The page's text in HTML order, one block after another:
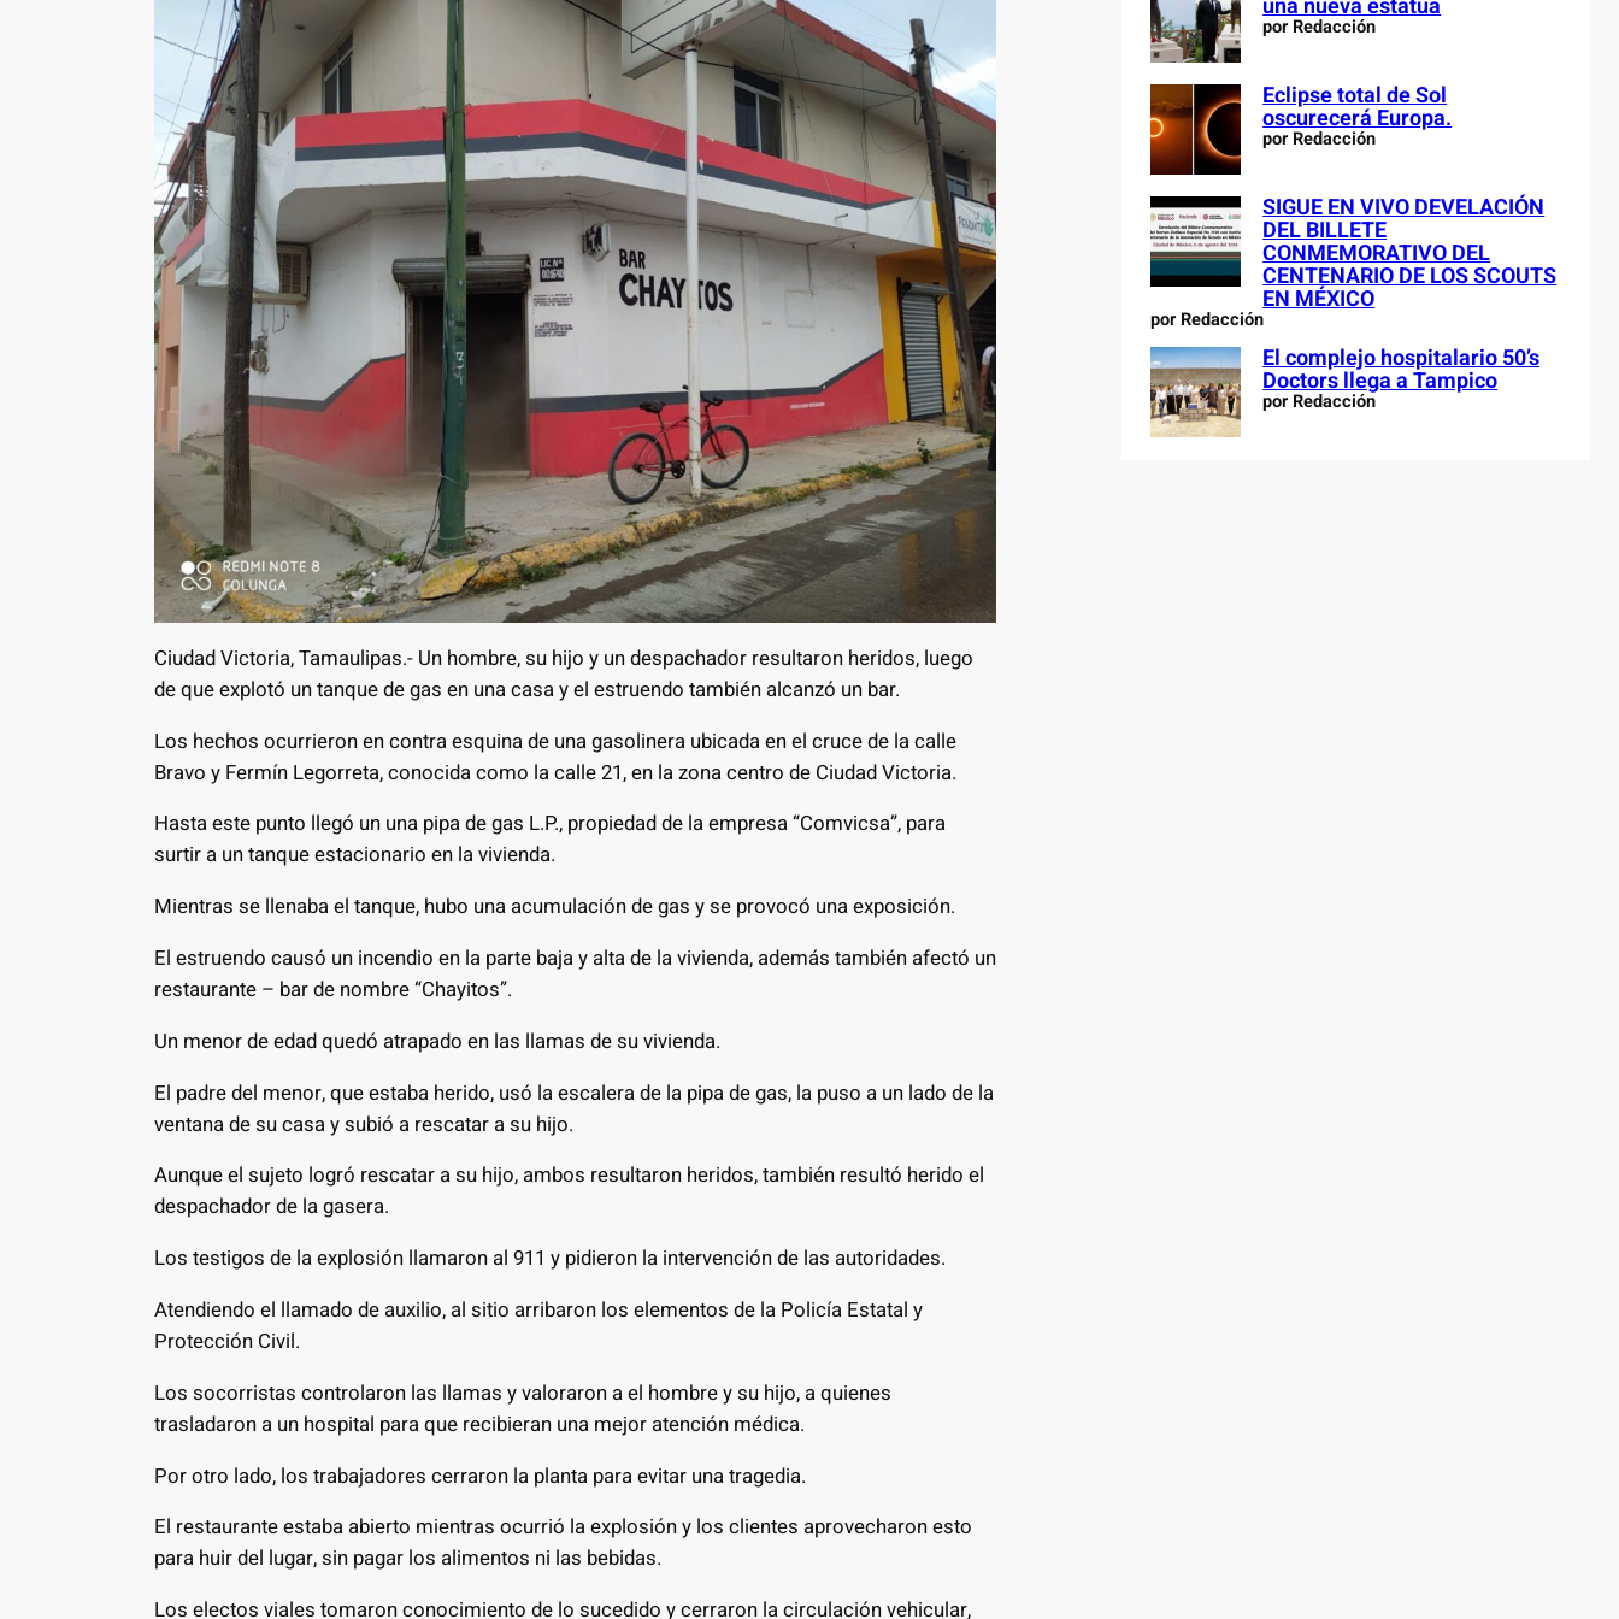
Ciudad Victoria, Tamaulipas.- Un hombre, su hijo y un despachador resultaron heridos, luego
de que explotó un tanque de gas en una casa y el estruendo también alcanzó un bar.
Los hechos ocurrieron en contra esquina de una gasolinera ubicada en el cruce de la calle
Bravo y Fermín Legorreta, conocida como la calle 21, en la zona centro de Ciudad Victoria.
Hasta este punto llegó un una pipa de gas L.P., propiedad de la empresa “Comvicsa”, para
surtir a un tanque estacionario en la vivienda.
Mientras se llenaba el tanque, hubo una acumulación de gas y se provocó una exposición.
El estruendo causó un incendio en la parte baja y alta de la vivienda, además también afectó un
restaurante – bar de nombre “Chayitos”.
Un menor de edad quedó atrapado en las llamas de su vivienda.
El padre del menor, que estaba herido, usó la escalera de la pipa de gas, la puso a un lado de la
ventana de su casa y subió a rescatar a su hijo.
Aunque el sujeto logró rescatar a su hijo, ambos resultaron heridos, también resultó herido el
despachador de la gasera.
Los testigos de la explosión llamaron al 911 y pidieron la intervención de las autoridades.
Atendiendo el llamado de auxilio, al sitio arribaron los elementos de la Policía Estatal y
Protección Civil.
Los socorristas controlaron las llamas y valoraron a el hombre y su hijo, a quienes
trasladaron a un hospital para que recibieran una mejor atención médica.
Por otro lado, los trabajadores cerraron la planta para evitar una tragedia.
El restaurante estaba abierto mientras ocurrió la explosión y los clientes aprovecharon esto
para huir del lugar, sin pagar los alimentos ni las bebidas.
Los electos viales tomaron conocimiento de lo sucedido y cerraron la circulación vehicular,
una nueva estatua
por Redacción
Eclipse total de Sol
oscurecerá Europa.
por Redacción
SIGUE EN VIVO DEVELACIÓN
DEL BILLETE
CONMEMORATIVO DEL
CENTENARIO DE LOS SCOUTS
EN MÉXICO
por Redacción
El complejo hospitalario 50’s
Doctors llega a Tampico
por Redacción